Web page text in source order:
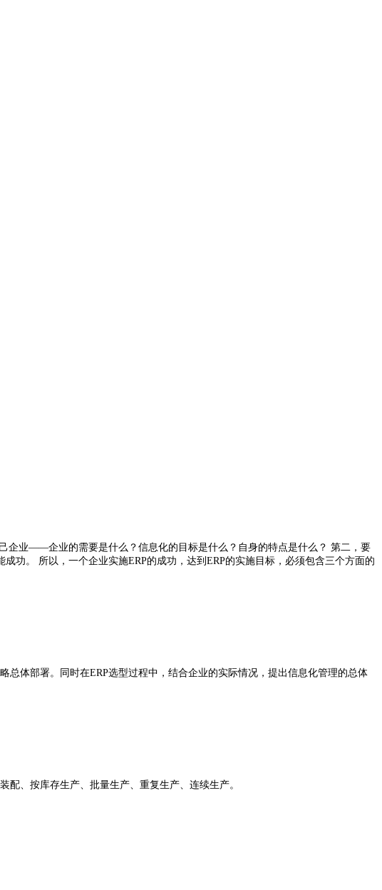
业——企业的需要是什么？信息化的目标是什么？自身的特点是什么？ 第二，要
功。 所以，一个企业实施ERP的成功，达到ERP的实施目标，必须包含三个方面的
体部署。同时在ERP选型过程中，结合企业的实际情况，提出信息化管理的总体
、按库存生产、批量生产、重复生产、连续生产。